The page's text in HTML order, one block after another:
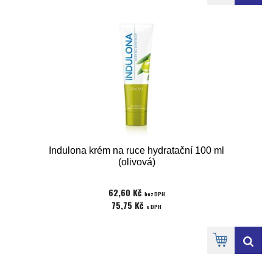
Indulona krém na ruce hydratační 100 ml
(olivová)
62,60 Kč bez DPH
75,75 Kč s DPH